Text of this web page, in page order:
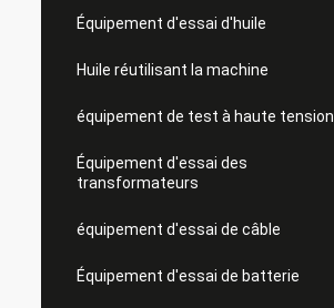
Équipement d'essai d'huile
Huile réutilisant la machine
équipement de test à haute tension
Équipement d'essai des
transformateurs
équipement d'essai de câble
Équipement d'essai de batterie